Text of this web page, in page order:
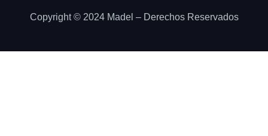
Copyright © 2024 Madel – Derechos Reservados